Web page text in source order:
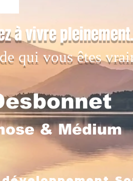
à vivre pleinement.
qui vous êtes
& Médium